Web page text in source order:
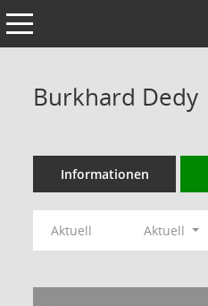
Toggle navigation
Burkhard Dedy
Informationen
Aktuell Aktuell